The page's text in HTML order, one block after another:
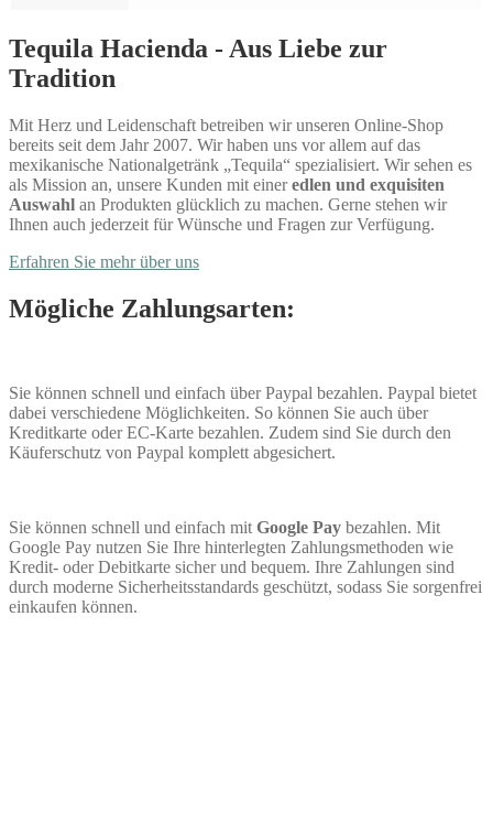
Tequila Hacienda - Aus Liebe zur
Tradition
Mit Herz und Leidenschaft betreiben wir unseren Online-Shop
bereits seit dem Jahr 2007. Wir haben uns vor allem auf das
mexikanische Nationalgetränk „Tequila“ spezialisiert. Wir sehen es
als Mission an, unsere Kunden mit eineredlen und exquisiten
Auswahl an Produkten glücklich zu machen. Gerne stehen wir
Ihnen auch jederzeit für Wünsche und Fragen zur Verfügung.
Erfahren Sie mehr über uns
Mögliche Zahlungsarten:
Sie können schnell und einfach über Paypal bezahlen. Paypal bietet
dabei verschiedene Möglichkeiten. So können Sie auch über
Kreditkarte oder EC-Karte bezahlen. Zudem sind Sie durch den
Käuferschutz von Paypal komplett abgesichert.
Sie können schnell und einfach mit Google Pay bezahlen. Mit
Google Pay nutzen Sie Ihre hinterlegten Zahlungsmethoden wie
Kredit- oder Debitkarte sicher und bequem. Ihre Zahlungen sind
durch moderne Sicherheitsstandards geschützt, sodass Sie sorgenfrei
einkaufen können.